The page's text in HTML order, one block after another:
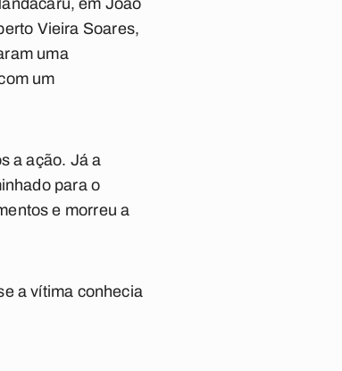
em João
Vieira Soares,
uma
um
a ação. Já a
para o
e morreu a
a vítima conhecia